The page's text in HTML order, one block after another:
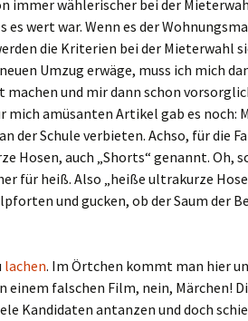
immer wählerischer bei der
es wert war. Wenn es der
die Kriterien bei der Mieterwahl
Umzug erwäge, muss ich mich
und mir dann schon
mich amüsanten Artikel gab es noch:
der Schule verbieten. Achso, für die
Hosen, auch „Shorts“ genannt. Oh,
für heiß. Also „heiße ultrakurze
und gucken, ob der Saum der
lachen. Im Örtchen kommt man hier
einem falschen Film, nein, Märchen!
Kandidaten antanzen und doch